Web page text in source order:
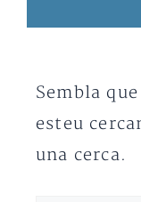
Sembla
esteu
una cerca.